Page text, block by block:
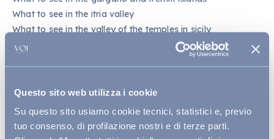
Questo sito web utilizza i cookie
Su questo sito usiamo cookie tecnici, statistici e, previo
tuo consenso, di profilazione nostri e di terze parti.
What to see in the itria valley
What to see in the valley of the temples in sicily
What to see in western sicily
What to see tindari a day
What to see tropea a day
When to go madagascar best periods
When to go to cape verde